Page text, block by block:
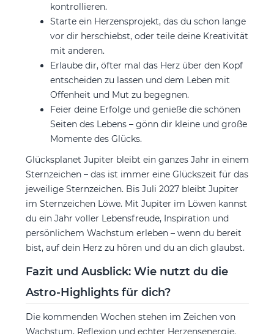
kontrollieren.
Starte ein Herzensprojekt, das du schon lange
vor dir herschiebst, oder teile deine Kreativität
mit anderen.
Erlaube dir, öfter mal das Herz über den Kopf
entscheiden zu lassen und dem Leben mit
Offenheit und Mut zu begegnen.
Feier deine Erfolge und genieße die schönen
Seiten des Lebens – gönn dir kleine und große
Momente des Glücks.
Glücksplanet Jupiter bleibt ein ganzes Jahr in einem
Sternzeichen – das ist immer eine Glückszeit für das
jeweilige Sternzeichen. Bis Juli 2027 bleibt Jupiter
im Sternzeichen Löwe. Mit Jupiter im Löwen kannst
du ein Jahr voller Lebensfreude, Inspiration und
persönlichem Wachstum erleben – wenn du bereit
bist, auf dein Herz zu hören und du an dich glaubst.
Fazit und Ausblick: Wie nutzt du die
Astro-Highlights für dich?
Die kommenden Wochen stehen im Zeichen von
Wachstum, Reflexion und echter Herzensenergie.